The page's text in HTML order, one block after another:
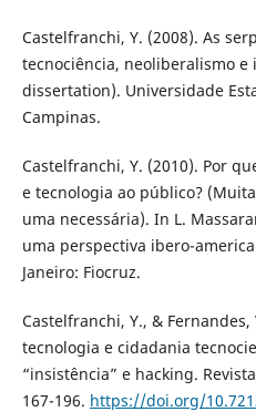
Castelfranchi, Y. (2008). As
tecnociência, neoliberalismo
dissertation). Universidade
Campinas.
Castelfranchi, Y. (2010). Por
e tecnologia ao público?
uma necessária). In L.
uma perspectiva ibero-
Janeiro: Fiocruz.
Castelfranchi, Y., &
tecnologia e cidadania
“insistência” e hacking.
167-196. https://doi.org/